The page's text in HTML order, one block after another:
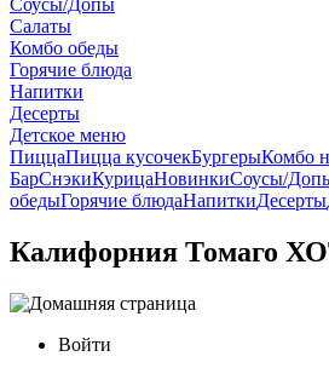
Соусы/Допы
Салаты
Комбо обеды
Горячие блюда
Напитки
Десерты
Детское меню
ПиццаПицца кусочекБургерыКомбо
БарСнэкиКурицаНовинкиСоусы/
обедыГорячие блюдаНапиткиДесерты
Калифорния Томаго
Войти